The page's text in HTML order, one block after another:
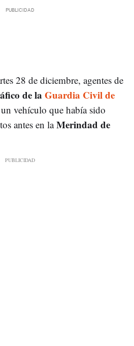
28 de diciembre, agentes de
de la Guardia Civil de
vehículo que había sido
antes en laMerindad de